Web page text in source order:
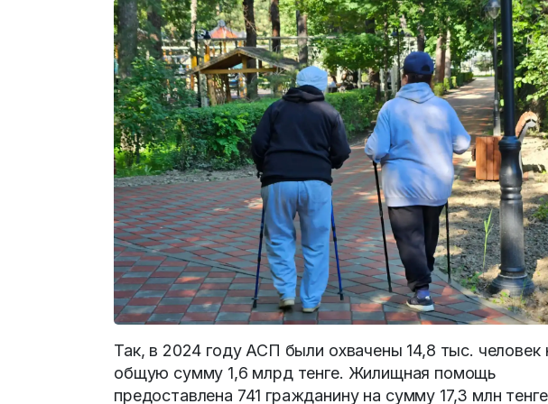
Так, в 2024 году АСП были охвачены 14,8 тыс. человек
общую сумму 1,6 млрд тенге. Жилищная помощь
предоставлена 741 гражданину на сумму 17,3 млн